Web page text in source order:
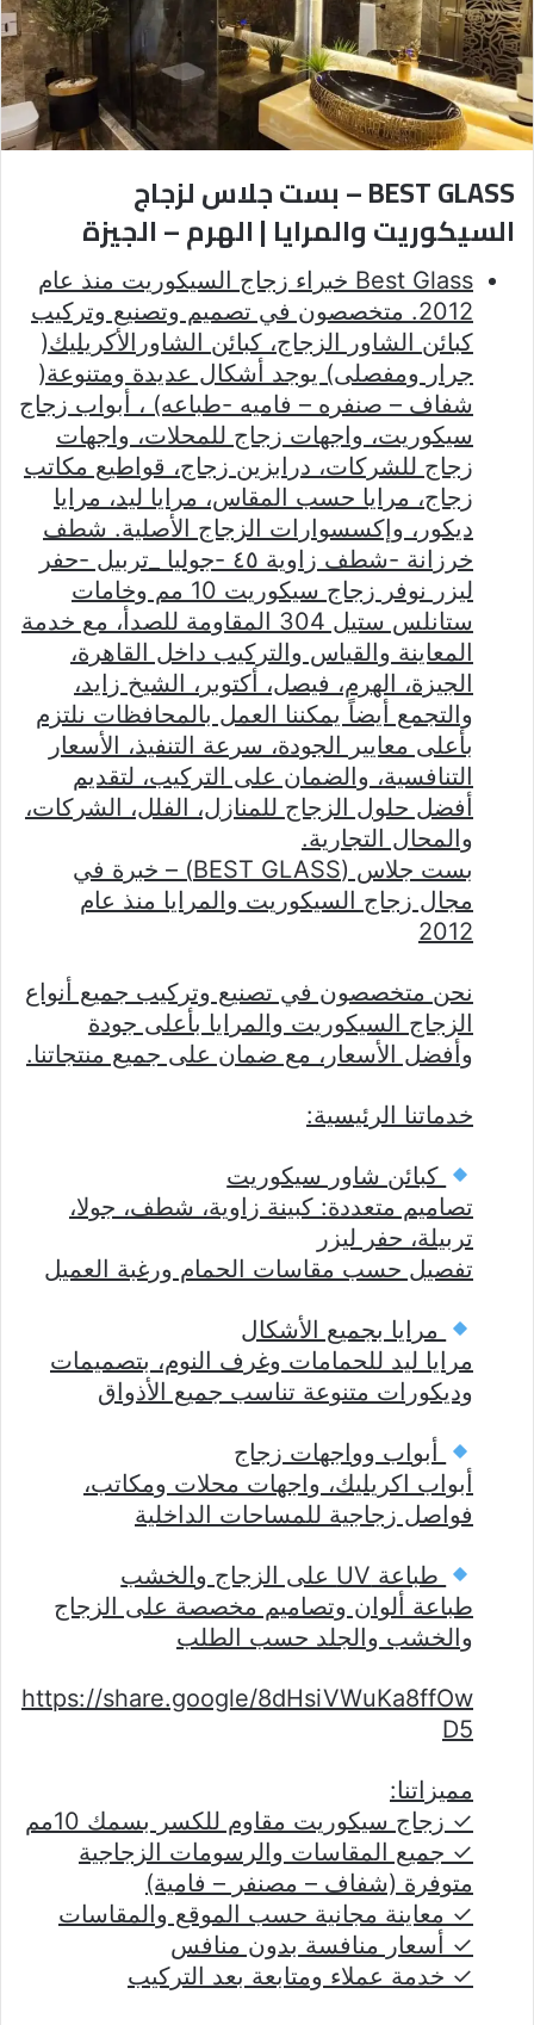
BEST GLASS – بست جلاس لزجاج
السيكوريت والمرايا | الهرم – الجيزة
Best Glass خبراء زجاج السيكوريت منذ عام
2012. متخصصون في تصميم وتصنيع وتركيب
كبائن الشاور الزجاج، كبائن الشاورالأكريليك(
جرار ومفصلى) يوجد أشكال عديدة ومتنوعة(
شفاف – صنفره – فاميه -طباعه) ، أبواب زجاج
سيكوريت، واجهات زجاج للمحلات، واجهات
زجاج للشركات، درابزين زجاج، قواطيع مكاتب
زجاج، مرايا حسب المقاس، مرايا ليد، مرايا
ديكور، وإكسسوارات الزجاج الأصلية. شطف
خرزانة -شطف زاوية ٤٥ -جوليا _تربيل -حفر
ليزر نوفر زجاج سيكوريت 10 مم وخامات
ستانلس ستيل 304 المقاومة للصدأ، مع خدمة
المعاينة والقياس والتركيب داخل القاهرة،
الجيزة، الهرم، فيصل، أكتوبر، الشيخ زايد،
والتجمع أيضاً يمكننا العمل بالمحافظات نلتزم
بأعلى معايير الجودة، سرعة التنفيذ، الأسعار
التنافسية، والضمان على التركيب، لتقديم
أفضل حلول الزجاج للمنازل، الفلل، الشركات،
والمحال التجارية.
بست جلاس (BEST GLASS) – خبرة في
مجال زجاج السيكوريت والمرايا منذ عام
2012
نحن متخصصون في تصنيع وتركيب جميع أنواع
الزجاج السيكوريت والمرايا بأعلى جودة
وأفضل الأسعار، مع ضمان على جميع منتجاتنا.
خدماتنا الرئيسية:
كبائن شاور سيكوريت
تصاميم متعددة: كبينة زاوية، شطف، جولا،
تربيلة، حفر ليزر
تفصيل حسب مقاسات الحمام ورغبة العميل
مرايا بجميع الأشكال
مرايا ليد للحمامات وغرف النوم، بتصميمات
وديكورات متنوعة تناسب جميع الأذواق
أبواب وواجهات زجاج
أبواب اكريليك، واجهات محلات ومكاتب،
فواصل زجاجية للمساحات الداخلية
طباعة UV على الزجاج والخشب
طباعة ألوان وتصاميم مخصصة على الزجاج
والخشب والجلد حسب الطلب
https://share.google/8dHsiVWuKa8ffOw
D5
مميزاتنا:
✓ زجاج سيكوريت مقاوم للكسر بسمك 10مم
✓ جميع المقاسات والرسومات الزجاجية
متوفرة (شفاف – مصنفر – فامية)
✓ معاينة مجانية حسب الموقع والمقاسات
✓ أسعار منافسة بدون منافس
✓ خدمة عملاء ومتابعة بعد التركيب